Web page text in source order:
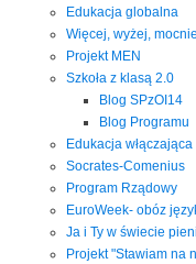
Edukacja globalna
Więcej, wyżej,
Projekt MEN
Szkoła z klasą 2.0
Blog SPzOI14
Blog Programu
Edukacja włączająca
Socrates-Comenius
Program Rządowy
EuroWeek- obóz
Ja i Ty w świecie
Projekt "Stawiam na